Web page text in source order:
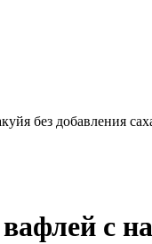
без добавления
с